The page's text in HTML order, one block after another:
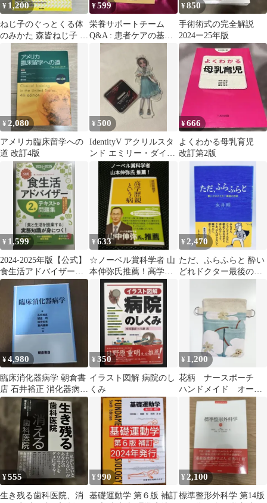
¥ 1,200
ねじ子のぐっとくる体
のみかた 森皆ねじ子 医
学書院 【美品】
¥599
栄養サポートチーム
Q&A : 患者ケアの基本
は栄養管理から : チー
ムで患者さ…
¥850
手術術式の完全解説
2024ー25年版
¥2,080
アメリカ臨床留学への
道 改訂4版
¥500
IdentityV アクリルスタ
ンド エミリー・ダイア
ー 医師
¥666
よくわかる母乳育児
改訂第2版
¥ 1,599
2024-2025年版【公式】
食生活アドバイザー®2
級テキスト&問題集
赤シート
¥633
☆ノーベル賞科学者 山
本伸弥氏推薦！高学歴
親という病 成田奈緒子
講談社＋α新書
¥ 2,470
ただ、ふらふらと 酔い
どれドクター最後の日
¥4,980
臨床消化器病学 朝倉書
店 石井裕正 消化器病学
専門医 医学書 専門書
教科書
¥350
イラスト図解 病院のし
くみ
¥ 1,200
花柄 ナースポーチ
ハンドメイド オーガ
ナイザー
¥555
生き残る歯科医院、消
¥990
基礎運動学 第６版 補訂
¥ 2,100
標準整形外科学 第14版